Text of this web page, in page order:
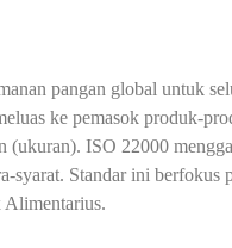
pangan global untuk
ke pemasok produk-
(ukuran). ISO 22000
Standar ini
Alimentarius.